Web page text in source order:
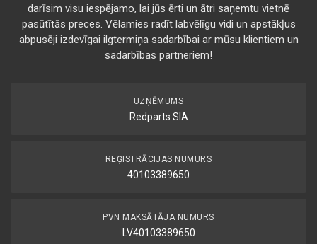
darīsim visu iespējamo, lai jūs ērti un ātri saņemtu vietnē
pasūtītās preces. Vēlamies radīt labvēlīgu vidi un apstākļus
abpusēji izdevīgai ilgtermiņa sadarbībai ar mūsu klientiem un
sadarbības partneriem!
UZŅĒMUMS
Redparts SIA
REĢISTRĀCIJAS NUMURS
40103389650
PVN MAKSĀTĀJA NUMURS
LV40103389650